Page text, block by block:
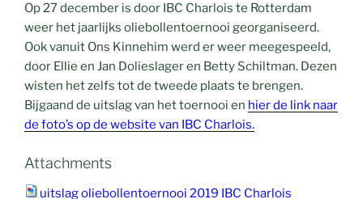
Op 27 december is door IBC Charlois te Rotterdam
weer het jaarlijks oliebollentoernooi georganiseerd.
Ook vanuit Ons Kinnehim werd er weer meegespeeld,
door Ellie en Jan Dolieslager en Betty Schiltman. Dezen
wisten het zelfs tot de tweede plaats te brengen.
Bijgaand de uitslag van het toernooi en hier de link naar
de foto’s op de website van IBC Charlois.
Attachments
uitslag oliebollentoernooi 2019 IBC Charlois